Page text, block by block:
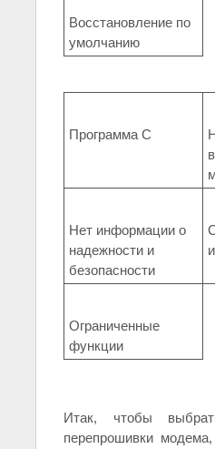
Восстановление по
умолчанию
Программа C
Нет информации о
надежности и
безопасности
Ограниченные
функции
Итак, чтобы
перепрошивки